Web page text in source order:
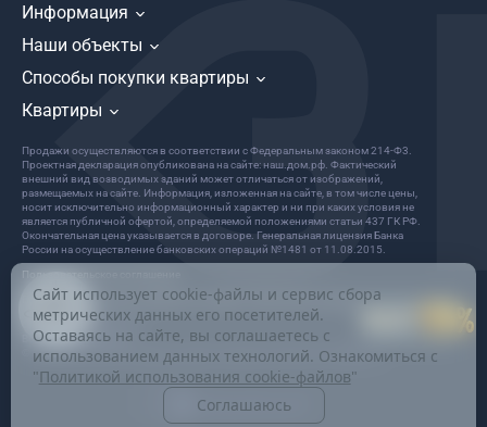
Продажи осуществляются в соответствии с Федеральным законом 214-Ф3.
Проектная декларация опубликована на сайте: наш.дом.рф. Фактический
внешний вид возводимых зданий может отличаться от изображений,
размещаемых на сайте. Информация, изложенная на сайте, в том числе цены,
носит исключительно информационный характер и ни при каких условия не
является публичной офертой, определяемой положениями статьи 437 ГК РФ.
Окончательная цена указывается в договоре. Генеральная лицензия Банка
России на осуществление банковских операций №1481 от 11.08.2015.
Пользовательское соглашение
Политика в отношении обработки и защиты персональных данных
ООО «Девелопер Весна»
Все права защищены
© 2022 Информация на данном сайте не является публичной офертой.
Информация
Наши объекты
Способы покупки квартиры
Квартиры
Сайт использует cookie-файлы и сервис сбора
метрических данных его посетителей.
Оставаясь на сайте, вы соглашаетесь с
использованием данных технологий. Ознакомиться с
"Политикой использования cookie-файлов"
Соглашаюсь